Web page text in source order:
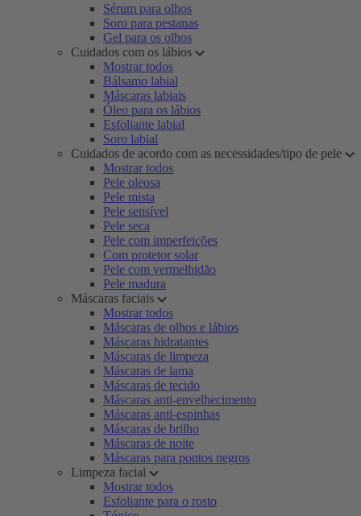
Sérum para olhos
Soro para pestanas
Gel para os olhos
Cuidados com os lábios
Mostrar todos
Bálsamo labial
Máscaras labiais
Óleo para os lábios
Esfoliante labial
Soro labial
Cuidados de acordo com as necessidades/tipo de pele
Mostrar todos
Pele oleosa
Pele mista
Pele sensível
Pele seca
Pele com imperfeições
Com protetor solar
Pele com vermelhidão
Pele madura
Máscaras faciais
Mostrar todos
Máscaras de olhos e lábios
Máscaras hidratantes
Máscaras de limpeza
Máscaras de lama
Máscaras de tecido
Máscaras anti-envelhecimento
Máscaras anti-espinhas
Máscaras de brilho
Máscaras de noite
Máscaras para pontos negros
Limpeza facial
Mostrar todos
Esfoliante para o rosto